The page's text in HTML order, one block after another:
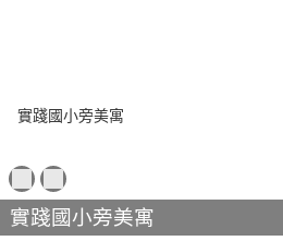
實踐國小旁美寓